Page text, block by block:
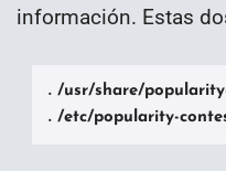
información. Estas
. /usr/share/
. /etc/popularity-